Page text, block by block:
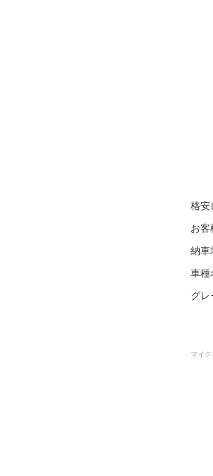
格安
お
納車
車種
グ
マイ